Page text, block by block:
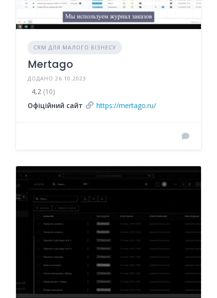
CRM ДЛЯ МАЛОГО БІЗНЕСУ
Mertago
ДОДАНО 26.10.2023
4,2 (10)
Офіційний сайт
https://mertago.ru/